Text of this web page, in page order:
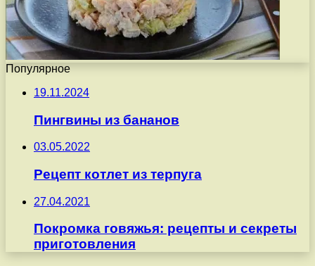
Популярное
19.11.2024
Пингвины из бананов
03.05.2022
Рецепт котлет из терпуга
27.04.2021
Покромка говяжья: рецепты и секреты
приготовления